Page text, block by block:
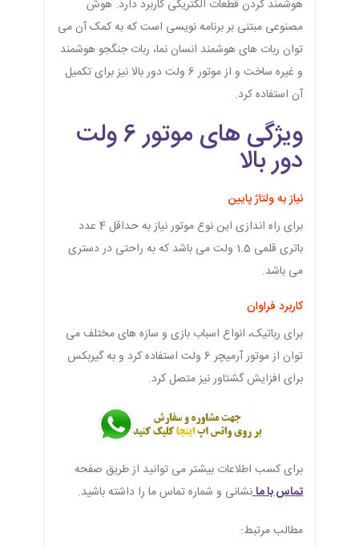
هوشمند کردن قطعات الکتریکی کاربرد دارد. هوش
مصنوعی مبتنی بر برنامه نویسی است که به کمک آن می
توان ربات های هوشمند انسان نما، ربات جنگجو هوشمند
و غیره ساخت و از موتور 6 ولت دور بالا نیز برای تکمیل
آن استفاده کرد.
ویژگی های موتور 6 ولت
دور بالا
نیاز به ولتاژ پایین
برای راه اندازی این نوع موتور نیاز به حداقل 4 عدد
باتری قلمی 1.5 ولت می باشد که به راحتی در دستری
می باشد.
کاربرد فراوان
برای رباتیک، انواع اسباب بازی و سازه های مختلف می
توان از موتور آرمیچر 6 ولت استفاده کرد و به گیربکس
برای افزایش گشتاور نیز متصل کرد.
برای کسب اطلاعات بیشتر می توانید از طریق صفحه
تماس با مانشانی و شماره تماس ما را داشته باشید.
مطالب مرتبط: